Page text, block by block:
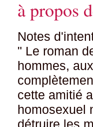
à propos
Notes
" Le roman
hommes,
cette amitié
homosexuel
détruire les